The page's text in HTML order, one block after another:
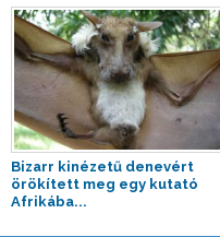
Bizarr kinézetű denevért
örökített meg egy kutató
Afrikába...